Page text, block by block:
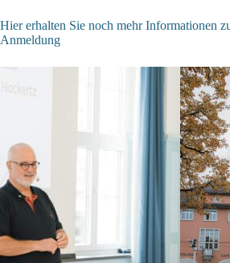
Hier erhalten Sie noch mehr Informationen
Anmeldung